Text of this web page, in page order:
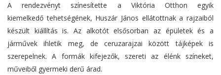
A rendezvényt színesítette a Viktória Otthon egyik
kiemelkedő tehetségének, Huszár János ellátottnak a rajzaiból
készült kiállítás is. Az alkotót elsősorban az épületek és a
járművek ihletik meg, de ceruzarajzai között tájképek is
szerepelnek. A formák kifejezők, szereti az élénk színeket,
műveiből gyermeki derű árad.